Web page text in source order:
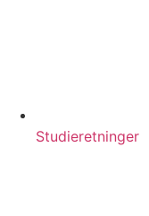
Studieretninger